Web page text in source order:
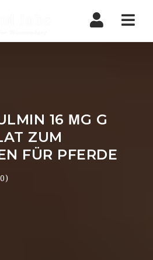
16 ΜG G
ZUM
FÜR PFERDE